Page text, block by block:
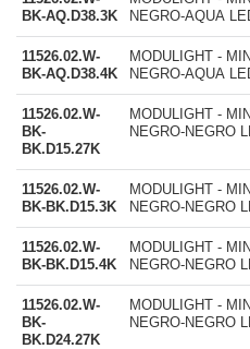
BK-AQ.D38.3K
NEGRO-AQUA
11526.02.W-
BK-AQ.D38.4K
MODULIGHT -
NEGRO-AQUA
11526.02.W-
BK-
BK.D15.27K
MODULIGHT -
NEGRO-NEGRO
11526.02.W-
BK-BK.D15.3K
MODULIGHT -
NEGRO-NEGRO
11526.02.W-
BK-BK.D15.4K
MODULIGHT -
NEGRO-NEGRO
11526.02.W-
BK-
BK.D24.27K
MODULIGHT -
NEGRO-NEGRO